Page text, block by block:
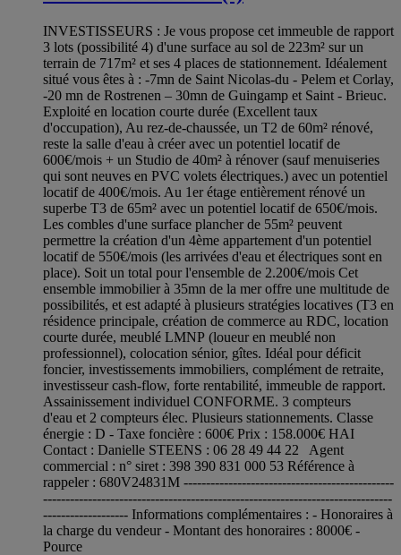
INVESTISSEURS : Je vous propose cet immeuble de rapport
3 lots (possibilité 4) d'une surface au sol de 223m² sur un
terrain de 717m² et ses 4 places de stationnement. Idéalement
situé vous êtes à : -7mn de Saint Nicolas-du - Pelem et Corlay,
-20 mn de Rostrenen – 30mn de Guingamp et Saint - Brieuc.
Exploité en location courte durée (Excellent taux
d'occupation), Au rez-de-chaussée, un T2 de 60m² rénové,
reste la salle d'eau à créer avec un potentiel locatif de
600€/mois + un Studio de 40m² à rénover (sauf menuiseries
qui sont neuves en PVC volets électriques.) avec un potentiel
locatif de 400€/mois. Au 1er étage entièrement rénové un
superbe T3 de 65m² avec un potentiel locatif de 650€/mois.
Les combles d'une surface plancher de 55m² peuvent
permettre la création d'un 4ème appartement d'un potentiel
locatif de 550€/mois (les arrivées d'eau et électriques sont en
place). Soit un total pour l'ensemble de 2.200€/mois Cet
ensemble immobilier à 35mn de la mer offre une multitude de
possibilités, et est adapté à plusieurs stratégies locatives (T3 en
résidence principale, création de commerce au RDC, location
courte durée, meublé LMNP (loueur en meublé non
professionnel), colocation sénior, gîtes. Idéal pour déficit
foncier, investissements immobiliers, complément de retraite,
investisseur cash-flow, forte rentabilité, immeuble de rapport.
Assainissement individuel CONFORME. 3 compteurs
d'eau et 2 compteurs élec. Plusieurs stationnements. Classe
énergie : D - Taxe foncière : 600€ Prix : 158.000€ HAI
Contact : Danielle STEENS : 06 28 49 44 22 Agent
commercial : n° siret : 398 390 831 000 53 Référence à
rappeler : 680V24831M -----------------------------------------------
------------------------------------------------------------------------------
------------------- Informations complémentaires : - Honoraires à
la charge du vendeur - Montant des honoraires : 8000€ -
Pource